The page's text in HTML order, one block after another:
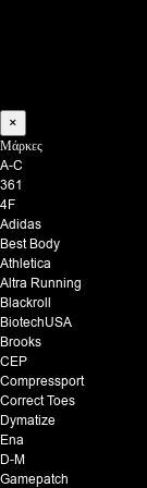
×
Μάρκες
A-C
361
4F
Adidas
Best Body
Athletica
Altra Running
Blackroll
BiotechUSA
Brooks
CEP
Compressport
Correct Toes
Dymatize
Ena
D-M
Gamepatch